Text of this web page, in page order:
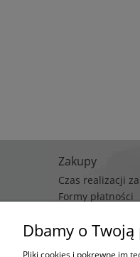
Zakupy
Czas realizacji
Formy płatności
Dbamy o
Pliki cookies i pokrewne im